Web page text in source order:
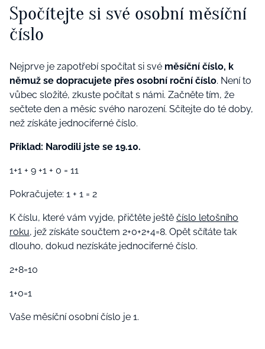
Spočítejte si své osobní měsíční
číslo
Nejprve je zapotřebí spočítat si své měsíční číslo, k
němuž se dopracujete přes osobní roční číslo. Není to
vůbec složité, zkuste počítat s námi. Začněte tím, že
sečtete den a měsíc svého narození. Sčítejte do té doby,
než získáte jednociferné číslo.
Příklad: Narodili jste se 19.10.
1+1 + 9 +1 + 0 = 11
Pokračujete: 1 + 1 = 2
K číslu, které vám vyjde, přičtěte ještě číslo letošního
roku, jež získáte součtem 2+0+2+4=8. Opět sčítáte tak
dlouho, dokud nezískáte jednociferné číslo.
2+8=10
1+0=1
Vaše měsíční osobní číslo je 1.